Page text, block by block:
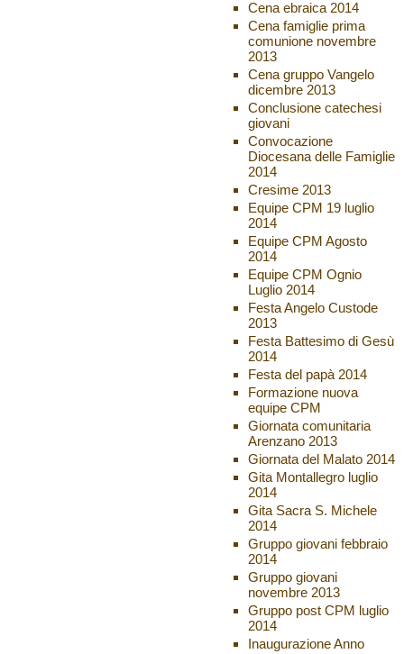
Cena ebraica 2014
Cena famiglie prima
comunione novembre
2013
Cena gruppo Vangelo
dicembre 2013
Conclusione catechesi
giovani
Convocazione
Diocesana delle Famiglie
2014
Cresime 2013
Equipe CPM 19 luglio
2014
Equipe CPM Agosto
2014
Equipe CPM Ognio
Luglio 2014
Festa Angelo Custode
2013
Festa Battesimo di Gesù
2014
Festa del papà 2014
Formazione nuova
equipe CPM
Giornata comunitaria
Arenzano 2013
Giornata del Malato 2014
Gita Montallegro luglio
2014
Gita Sacra S. Michele
2014
Gruppo giovani febbraio
2014
Gruppo giovani
novembre 2013
Gruppo post CPM luglio
2014
Inaugurazione Anno